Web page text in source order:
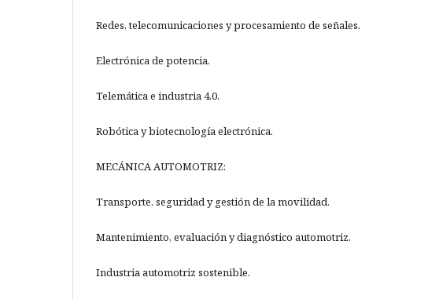
Redes, telecomunicaciones y procesamiento de señales.
Electrónica de potencia.
Telemática e industria 4.0.
Robótica y biotecnología electrónica.
MECÁNICA AUTOMOTRIZ:
Transporte, seguridad y gestión de la movilidad.
Mantenimiento, evaluación y diagnóstico automotriz.
Industria automotriz sostenible.